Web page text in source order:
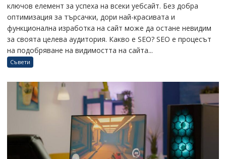
ключов елемент за успеха на всеки уебсайт. Без добра
оптимизация за търсачки, дори най-красивата и
функционална изработка на сайт може да остане невидим
за своята целева аудитория. Какво е SEO? SEO е процесът
на подобряване на видимостта на сайта...
Съвети